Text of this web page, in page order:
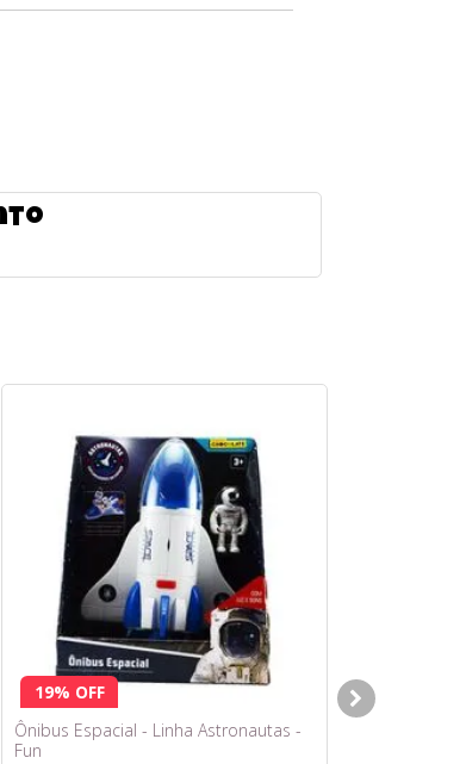
19% OFF
Ônibus Espacial - Linha Astronautas -
Fun
20% OFF